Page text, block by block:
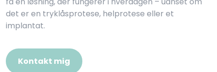
det er en tryklåsprotese, helprotese eller et
implantat.
Kontakt mig